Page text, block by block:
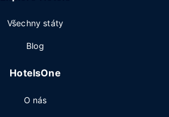
Všechny státy
Blog
HotelsOne
O nás